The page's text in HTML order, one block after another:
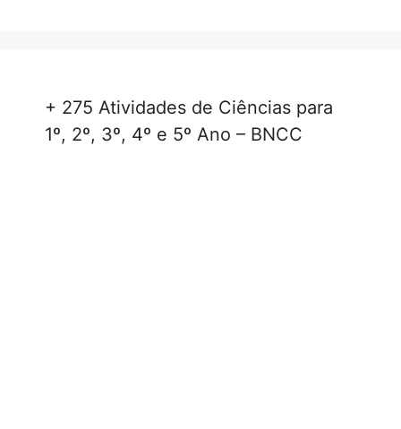
+ 275 Atividades de Ciências para
1º, 2º, 3º, 4º e 5º Ano – BNCC